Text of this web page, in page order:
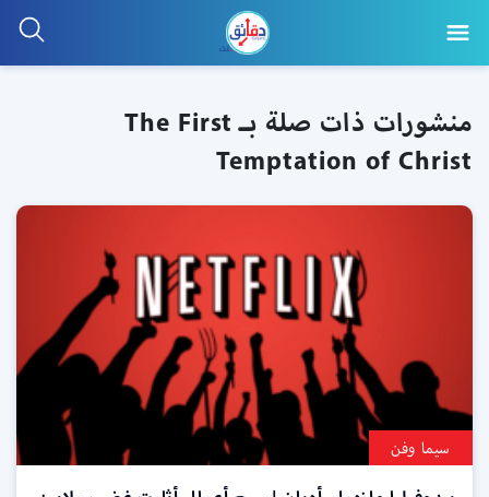
منشورات ذات صلة بـ The First
Temptation of Christ
سيما وفن